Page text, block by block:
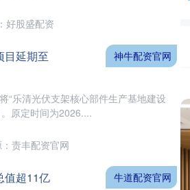
好股盛配资
目延期至
“乐清光伏支架核心部件生产基地建设
原定时间为2026....
神牛配资官网
责丰配资官网
值超11亿 牛道配资官网